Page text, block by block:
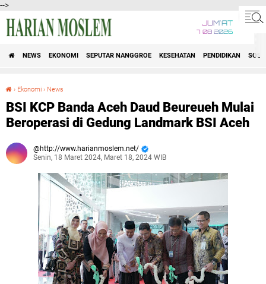
-->
JUM'AT
7 08 2026
NEWS EKONOMI SEPUTAR NANGGROE KESEHATAN PENDIDIKAN
› Ekonomi › News
BSI KCP Banda Aceh Daud Beureueh Mulai
Beroperasi di Gedung Landmark BSI Aceh
http://www.harianmoslem.net/
Senin, 18 Maret 2024, Maret 18, 2024 WIB